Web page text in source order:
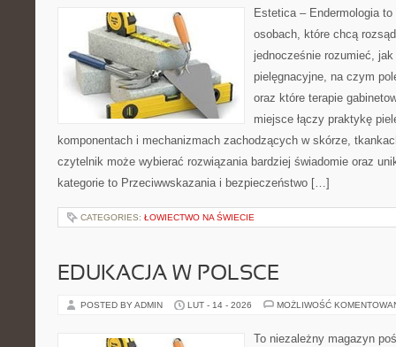
Estetica – Endermologia
osobach, które chcą
jednocześnie rozumieć, jak
pielęgnacyjne, na czym
oraz które terapie
miejsce łączy praktykę
komponentach i mechanizmach zachodzących w skórze,
czytelnik może wybierać rozwiązania bardziej świadomie oraz
kategorie to Przeciwwskazania i bezpieczeństwo […]
CATEGORIES: ŁOWIECTWO NA ŚWIECIE
EDUKACJA W POLSCE
POSTED BY ADMIN LUT - 14 - 2026 MOŻLIWOŚĆ
To niezależny magazyn